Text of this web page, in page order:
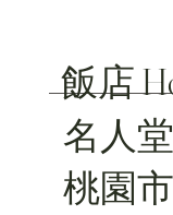
飯店
名人
桃園